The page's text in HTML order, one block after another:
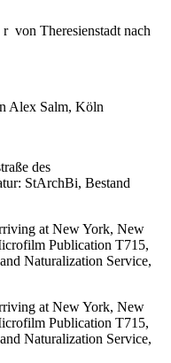
von Theresienstadt nach
Alex Salm, Köln
des
StArchBi, Bestand
at New York, New
Publication T715,
Naturalization Service,
at New York, New
Publication T715,
Naturalization Service,